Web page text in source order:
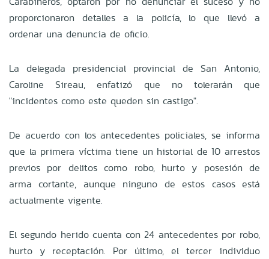
proporcionaron detalles a la policía, lo que llevó a
ordenar una denuncia de oficio.
La delegada presidencial provincial de San Antonio,
Caroline Sireau, enfatizó que no tolerarán que
"incidentes como este queden sin castigo".
De acuerdo con los antecedentes policiales, se informa
que la primera víctima tiene un historial de 10 arrestos
previos por delitos como robo, hurto y posesión de
arma cortante, aunque ninguno de estos casos está
actualmente vigente.
El segundo herido cuenta con 24 antecedentes por robo,
hurto y receptación. Por último, el tercer individuo